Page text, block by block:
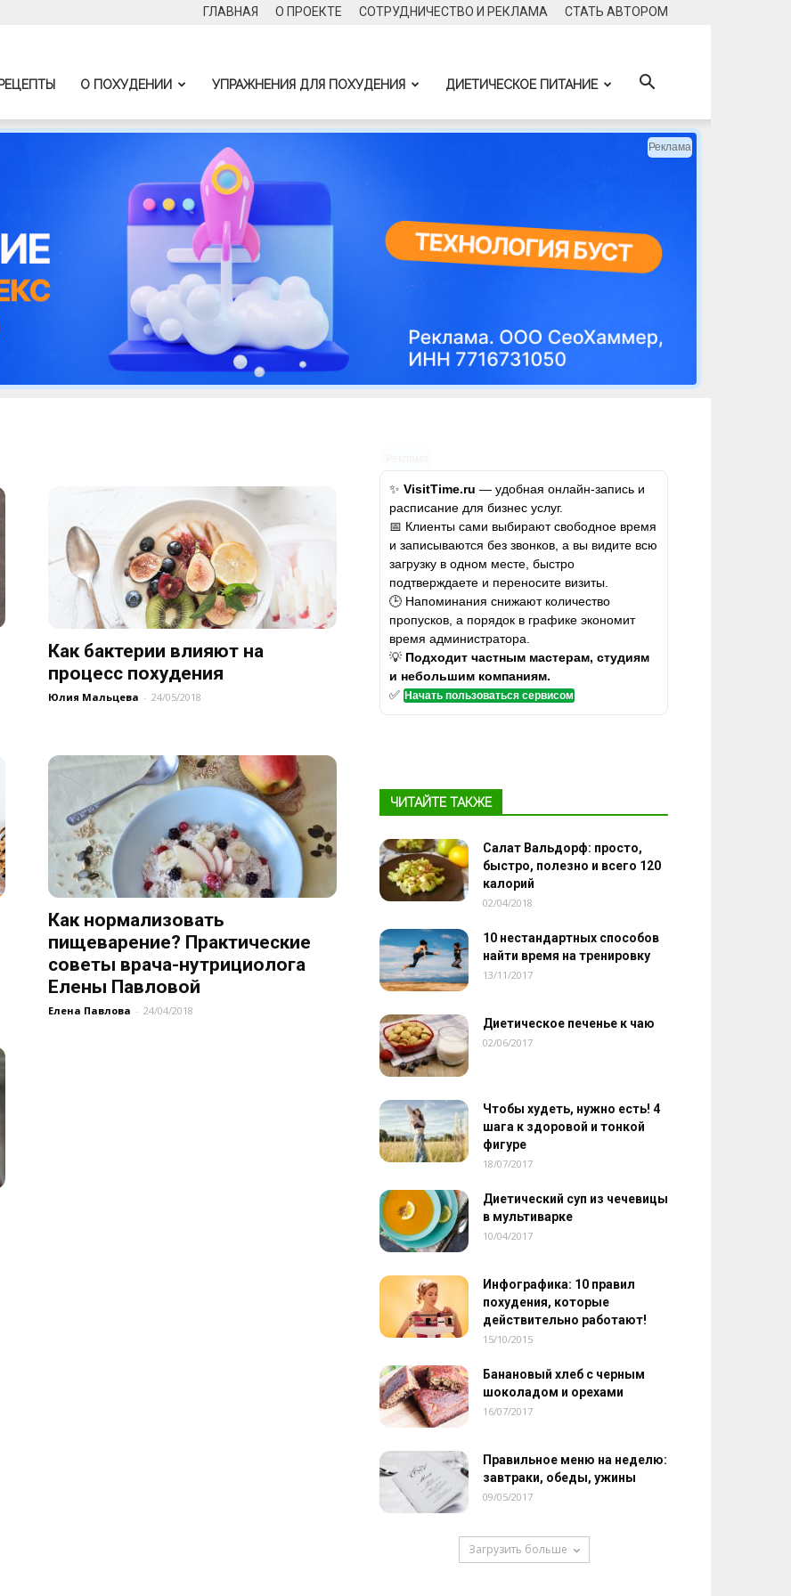
ГЛАВНАЯ О ПРОЕКТЕ СОТРУДНИЧЕСТВО И РЕКЛАМА CТАТЬ АВТОРОМ
О ПОХУДЕНИИ УПРАЖНЕНИЯ ДЛЯ ПОХУДЕНИЯ ДИЕТИЧЕСКОЕ ПИТАНИЕ
Реклама
Как бактерии влияют на
процесс похудения
Юлия Мальцева - 24/05/2018
Как нормализовать
пищеварение? Практические
советы врача-нутрициолога
Елены Павловой
Елена Павлова - 24/04/2018
✨ VisitTime.ru — удобная онлайн-запись и
расписание для бизнес услуг.
📅 Клиенты сами выбирают свободное время
и записываются без звонков, а вы видите всю
загрузку в одном месте, быстро
подтверждаете и переносите визиты.
🕒 Напоминания снижают количество
пропусков, а порядок в графике экономит
время администратора.
💡 Подходит частным мастерам, студиям
и небольшим компаниям.
✅ Начать пользоваться сервисом
ЧИТАЙТЕ ТАКЖЕ
Салат Вальдорф: просто,
быстро, полезно и всего 120
калорий
02/04/2018
10 нестандартных способов
найти время на тренировку
13/11/2017
Диетическое печенье к чаю
02/06/2017
Чтобы худеть, нужно есть! 4
шага к здоровой и тонкой
фигуре
18/07/2017
Диетический суп из чечевицы
в мультиварке
10/04/2017
Инфографика: 10 правил
похудения, которые
действительно работают!
15/10/2015
Банановый хлеб с черным
шоколадом и орехами
16/07/2017
Правильное меню на неделю:
завтраки, обеды, ужины
09/05/2017
Загрузить больше